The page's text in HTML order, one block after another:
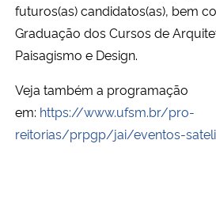
futuros(as) candidatos(as), bem
Graduação dos Cursos de
Paisagismo e Design.
Veja também a programação
em: https://www.ufsm.br/pro-
reitorias/prpgp/jai/eventos-